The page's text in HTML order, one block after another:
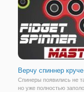
соревновании. Игра
Верчу спиннер
Спинеры появились не
но уже полностью